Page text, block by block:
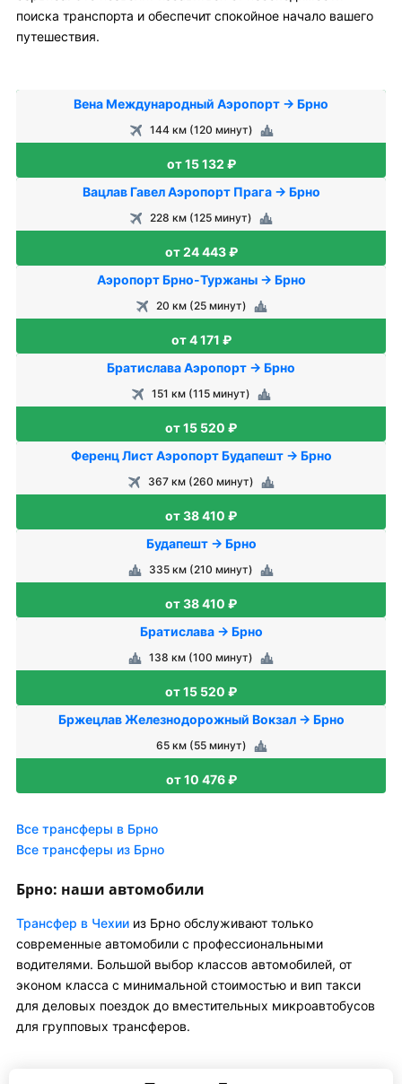
поиска транспорта и обеспечит спокойное начало вашего
путешествия.
Вена Международный Аэропорт → Брно
144 км (120 минут)
от 15 132 ₽
Вацлав Гавел Аэропорт Прага → Брно
228 км (125 минут)
от 24 443 ₽
Аэропорт Брно-Туржаны → Брно
20 км (25 минут)
от 4 171 ₽
Братислава Аэропорт → Брно
151 км (115 минут)
от 15 520 ₽
Ференц Лист Аэропорт Будапешт → Брно
367 км (260 минут)
от 38 410 ₽
Будапешт → Брно
335 км (210 минут)
от 38 410 ₽
Братислава → Брно
138 км (100 минут)
от 15 520 ₽
Бржецлав Железнодорожный Вокзал → Брно
65 км (55 минут)
от 10 476 ₽
Все трансферы в Брно
Все трансферы из Брно
Брно: наши автомобили
Трансфер в Чехии из Брно обслуживают только
современные автомобили с профессиональными
водителями. Большой выбор классов автомобилей, от
эконом класса с минимальной стоимостью и вип такси
для деловых поездок до вместительных микроавтобусов
для групповых трансферов.